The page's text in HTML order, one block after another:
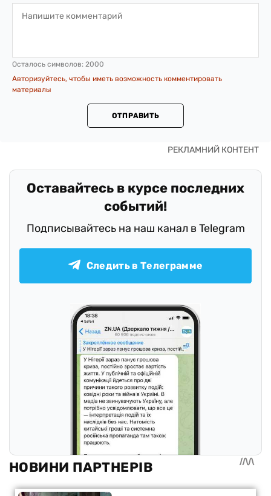
Осталось символов: 2000
Авторизуйтесь, чтобы иметь возможность комментировать
материалы
ОТПРАВИТЬ
Оставайтесь в курсе последних
событий!
Подписывайтесь на наш канал в Telegram
Следить в Телеграмме